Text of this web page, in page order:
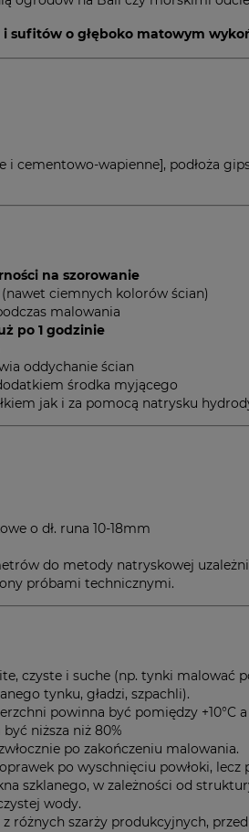
sufitów o głęboko matowym
cementowo-wapienne], podłoża
na szorowanie
ciemnych kolorów ścian)
malowania
po 1 godzinie
oddychanie ścian
środka myjącego
jak i za pomocą natrysku
o dł. runa 10-18mm
do metody natryskowej
próbami technicznymi.
czyste i suche (np. tynki malować
tynku, gładzi, szpachli).
powinna być pomiędzy +10°C a
niższa niż 80%
po zakończeniu malowania.
po wyschnięciu powłoki, lecz
szklanego, w zależności od
wody.
różnych szarży produkcyjnych,